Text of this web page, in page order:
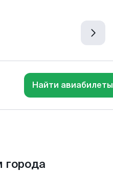
Найти авиабилеты
города